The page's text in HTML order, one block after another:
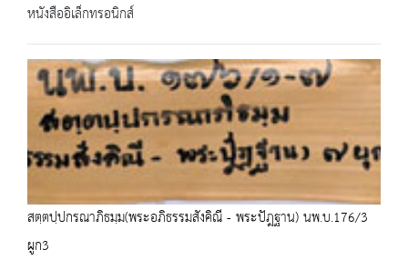
หนังสืออิเล็กทรอนิกส์
สตฺตปฺปกรณาภิธมฺม(พระอภิธรรมสังคิณี - พระปัฎฐาน) นพ.บ.176/3
ผูก3